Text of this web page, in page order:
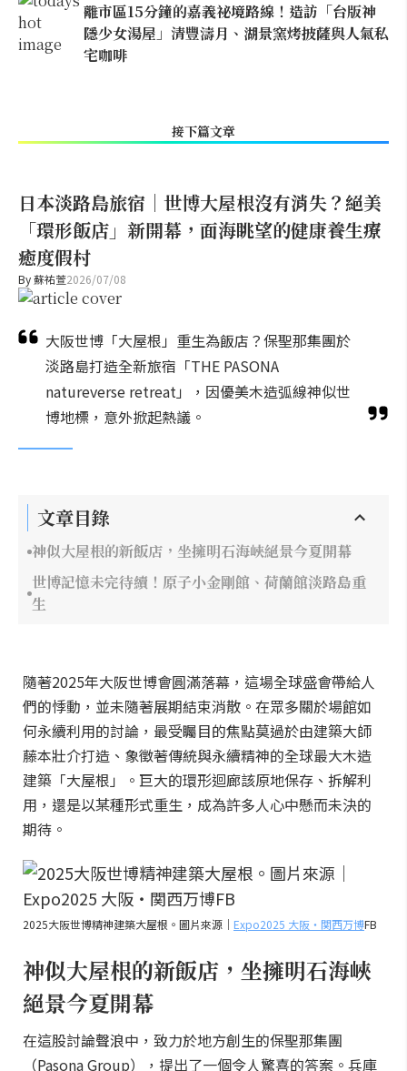
離市區15分鐘的嘉義祕境路線！造訪「台版神
隱少女湯屋」清豐濤月、湖景窯烤披薩與人氣私
宅咖啡
接下篇文章
日本淡路島旅宿｜世博大屋根沒有消失？絕美
「環形飯店」新開幕，面海眺望的健康養生療
癒度假村
By蘇祐萱2026/07/08
大阪世博「大屋根」重生為飯店？保聖那集團於
淡路島打造全新旅宿「THE PASONA
natureverse retreat」，因優美木造弧線神似世
博地標，意外掀起熱議。
文章目錄
神似大屋根的新飯店，坐擁明石海峽絕景今夏開幕
世博記憶未完待續！原子小金剛館、荷蘭館淡路島重
生
隨著2025年大阪世博會圓滿落幕，這場全球盛會帶給人
們的悸動，並未隨著展期結束消散。在眾多關於場館如
何永續利用的討論，最受矚目的焦點莫過於由建築大師
藤本壯介打造、象徵著傳統與永續精神的全球最大木造
建築「大屋根」。巨大的環形迴廊該原地保存、拆解利
用，還是以某種形式重生，成為許多人心中懸而未決的
期待。
2025大阪世博精神建築大屋根。圖片來源｜ Expo2025 大阪・関西万博FB
神似大屋根的新飯店，坐擁明石海峽
絕景今夏開幕
在這股討論聲浪中，致力於地方創生的保聖那集團
（Pasona Group），提出了一個令人驚喜的答案。兵庫